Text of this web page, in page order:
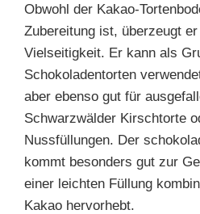
Obwohl der Kakao-
Zubereitung ist, überzeugt
Vielseitigkeit. Er kann als
Schokoladentorten
aber ebenso gut für
Schwarzwälder Kirschtorte
Nussfüllungen. Der
kommt besonders gut zur
einer leichten Füllung
Kakao hervorhebt.